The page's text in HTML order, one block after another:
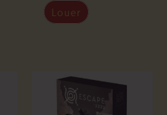
Louer